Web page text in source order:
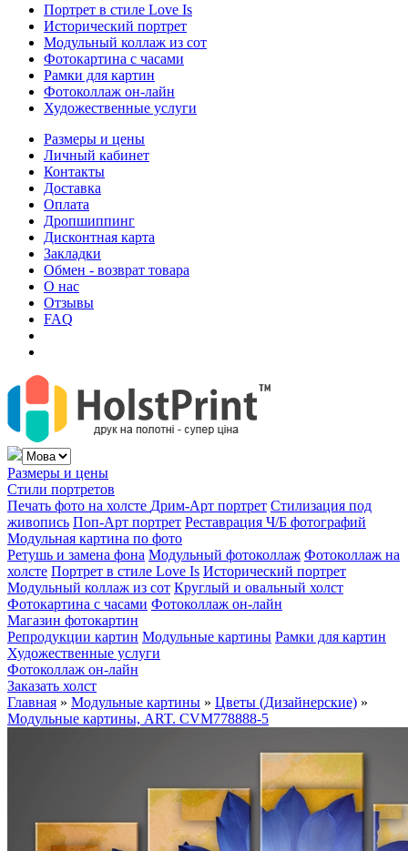
Портрет в стиле Love Is
Исторический портрет
Модульный коллаж из сот
Фотокартина с часами
Рамки для картин
Фотоколлаж он-лайн
Художественные услуги
Размеры и цены
Личный кабинет
Контакты
Доставка
Оплата
Дропшиппинг
Дисконтная карта
Закладки
Обмен - возврат товара
О нас
Отзывы
FAQ
Размеры и цены
Стили портретов
Печать фото на холсте Дрим-Арт портрет Стилизация под
живопись Поп-Арт портрет Реставрация Ч/Б фотографий
Модульная картина по фото
Ретушь и замена фона Модульный фотоколлаж Фотоколлаж на
холсте Портрет в стиле Love Is Исторический портрет
Модульный коллаж из сот Круглый и овальный холст
Фотокартина с часами Фотоколлаж он-лайн
Магазин фотокартин
Репродукции картин Модульные картины Рамки для картин
Художественные услуги
Фотоколлаж он-лайн
Заказать холст
Главная » Модульные картины » Цветы (Дизайнерские) »
Модульные картины, ART. CVM778888-5